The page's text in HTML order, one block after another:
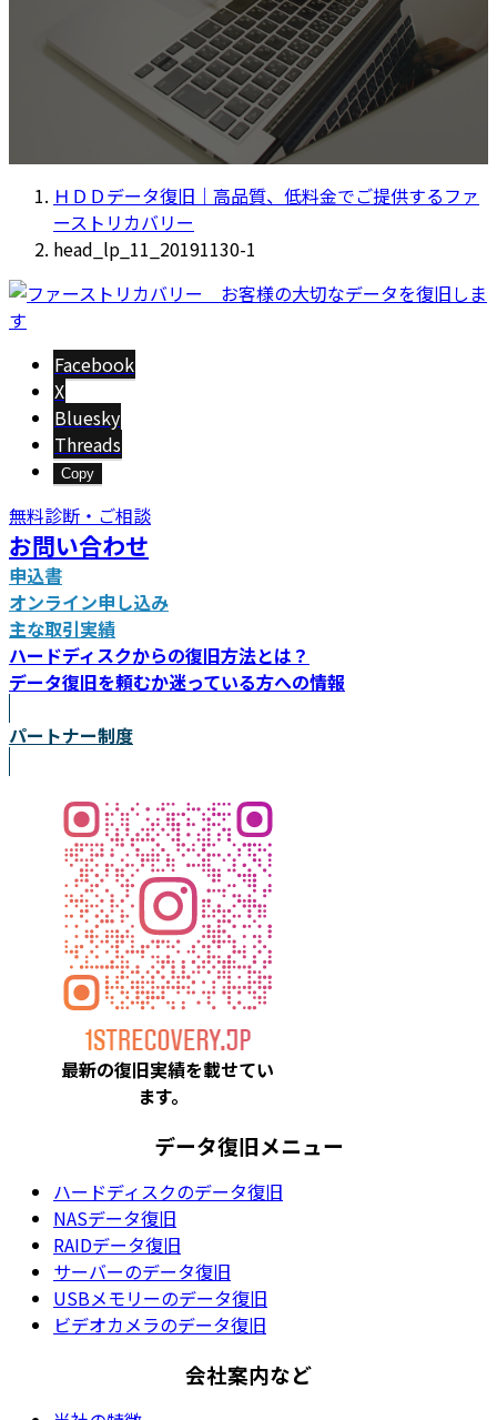
ＨＤＤデータ復旧｜高品質、低料金でご提供するファ
ーストリカバリー
head_lp_11_20191130-1
Facebook
X
Bluesky
Threads
Copy
無料診断・ご相談
お問い合わせ
申込書
オンライン申し込み
主な取引実績
ハードディスクからの復旧方法とは？
データ復旧を頼むか迷っている方への情報
パートナー制度
最新の復旧実績を載せてい
ます。
データ復旧メニュー
ハードディスクのデータ復旧
NASデータ復旧
RAIDデータ復旧
サーバーのデータ復旧
USBメモリーのデータ復旧
ビデオカメラのデータ復旧
会社案内など